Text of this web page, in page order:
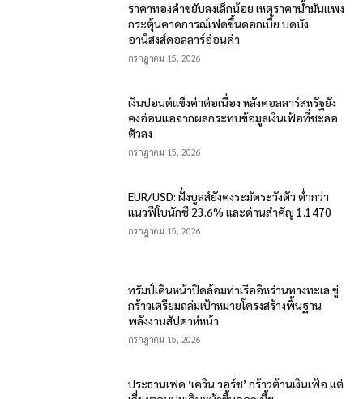
ราคาทองคำขยับลงเล็กน้อย เหตุราคาน้ำมันแพง
กระตุ้นคาดการณ์เฟดขึ้นดอกเบี้ย บดบัง
อานิสงส์ดอลลาร์อ่อนค่า
กรกฎาคม 15, 2026
เงินปอนด์แข็งค่าต่อเนื่อง หลังดอลลาร์สหรัฐยัง
คงอ่อนแอจากผลกระทบข้อมูลเงินเฟ้อที่ชะลอ
ตัวลง
กรกฎาคม 15, 2026
EUR/USD: ฝั่งบูลส์ยังคงระมัดระวังตัว ต่ำกว่า
แนวฟีโบนักชี 23.6% และด่านสำคัญ 1.1470
กรกฎาคม 15, 2026
ทรัมป์เดินหน้าปิดล้อมท่าเรืออิหร่านทางทะเล ขู่
กร้าวเตรียมถล่มเป้าหมายโครงสร้างพื้นฐาน
พลังงานสัปดาห์หน้า
กรกฎาคม 15, 2026
ประธานเฟด ‘เควิน วอร์ช’ กร้าวต้านเงินเฟ้อ แต่